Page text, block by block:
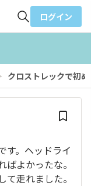
検索
ログイン
クロストレックで初
す。ヘッドライ
よかったな。
走れました。